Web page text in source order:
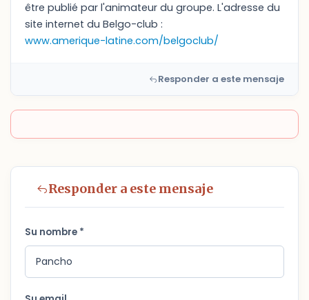
être publié par l'animateur du groupe. L'adresse du
site internet du Belgo-club :
www.amerique-latine.com/belgoclub/
Responder a este mensaje
Responder a este mensaje
Su nombre *